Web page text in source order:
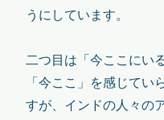
うにしています。
二つ目は「今ここにい
「今ここ」を感じて
すが、インドの人々の